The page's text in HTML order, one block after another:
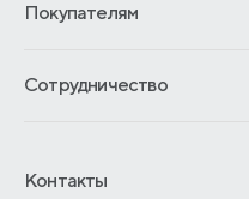
Гарантии
Отзывы покупателей
Покупателям
Обмен и возврат
Как оформить заказ
Сотрудничество
Отельерам
Контакты